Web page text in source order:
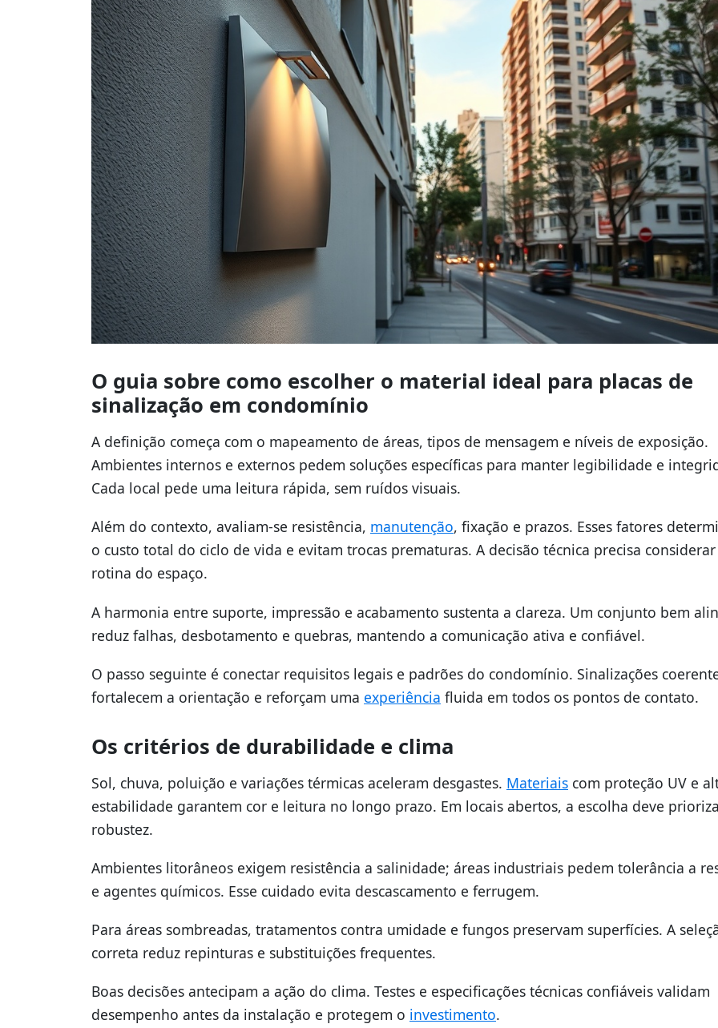
O guia sobre como escolher o material ideal para placas de
sinalização em condomínio
A definição começa com o mapeamento de áreas, tipos de mensagem e níveis de exposição.
Ambientes internos e externos pedem soluções específicas para manter legibilidade e
Cada local pede uma leitura rápida, sem ruídos visuais.
Além do contexto, avaliam-se resistência, manutenção, fixação e prazos. Esses fatores
o custo total do ciclo de vida e evitam trocas prematuras. A decisão técnica precisa considerar
rotina do espaço.
A harmonia entre suporte, impressão e acabamento sustenta a clareza. Um conjunto bem
reduz falhas, desbotamento e quebras, mantendo a comunicação ativa e confiável.
O passo seguinte é conectar requisitos legais e padrões do condomínio. Sinalizações
fortalecem a orientação e reforçam uma experiência fluida em todos os pontos de contato.
Os critérios de durabilidade e clima
Sol, chuva, poluição e variações térmicas aceleram desgastes. Materiais com proteção UV e
estabilidade garantem cor e leitura no longo prazo. Em locais abertos, a escolha deve
robustez.
Ambientes litorâneos exigem resistência a salinidade; áreas industriais pedem tolerância a
e agentes químicos. Esse cuidado evita descascamento e ferrugem.
Para áreas sombreadas, tratamentos contra umidade e fungos preservam superfícies. A
correta reduz repinturas e substituições frequentes.
Boas decisões antecipam a ação do clima. Testes e especificações técnicas confiáveis validam
desempenho antes da instalação e protegem o investimento.